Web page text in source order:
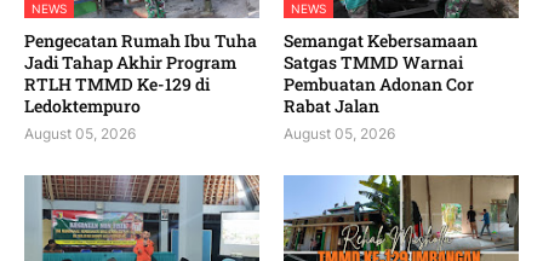
NEWS
Pengecatan Rumah Ibu Tuha
Jadi Tahap Akhir Program
RTLH TMMD Ke-129 di
Ledoktempuro
August 05, 2026
NEWS
Semangat Kebersamaan
Satgas TMMD Warnai
Pembuatan Adonan Cor
Rabat Jalan
August 05, 2026